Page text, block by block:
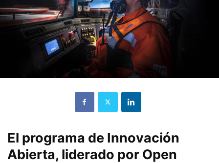
El programa de Innovación
Abierta, liderado por Open